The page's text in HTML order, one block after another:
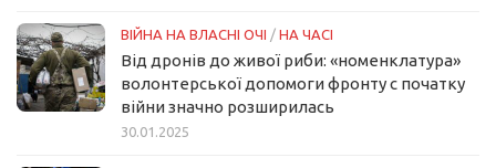
ВІЙНА НА ВЛАСНІ ОЧІ / НА ЧАСІ
Від дронів до живої риби: «номенклатура»
волонтерської допомоги фронту с початку
війни значно розширилась
30.01.2025